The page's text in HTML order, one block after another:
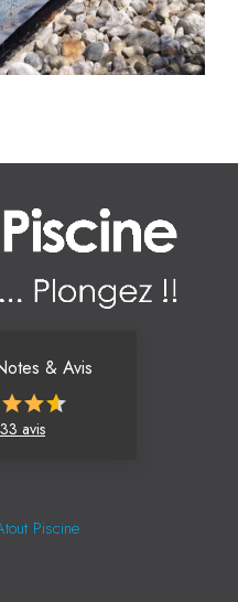
& Avis
avis
Piscine